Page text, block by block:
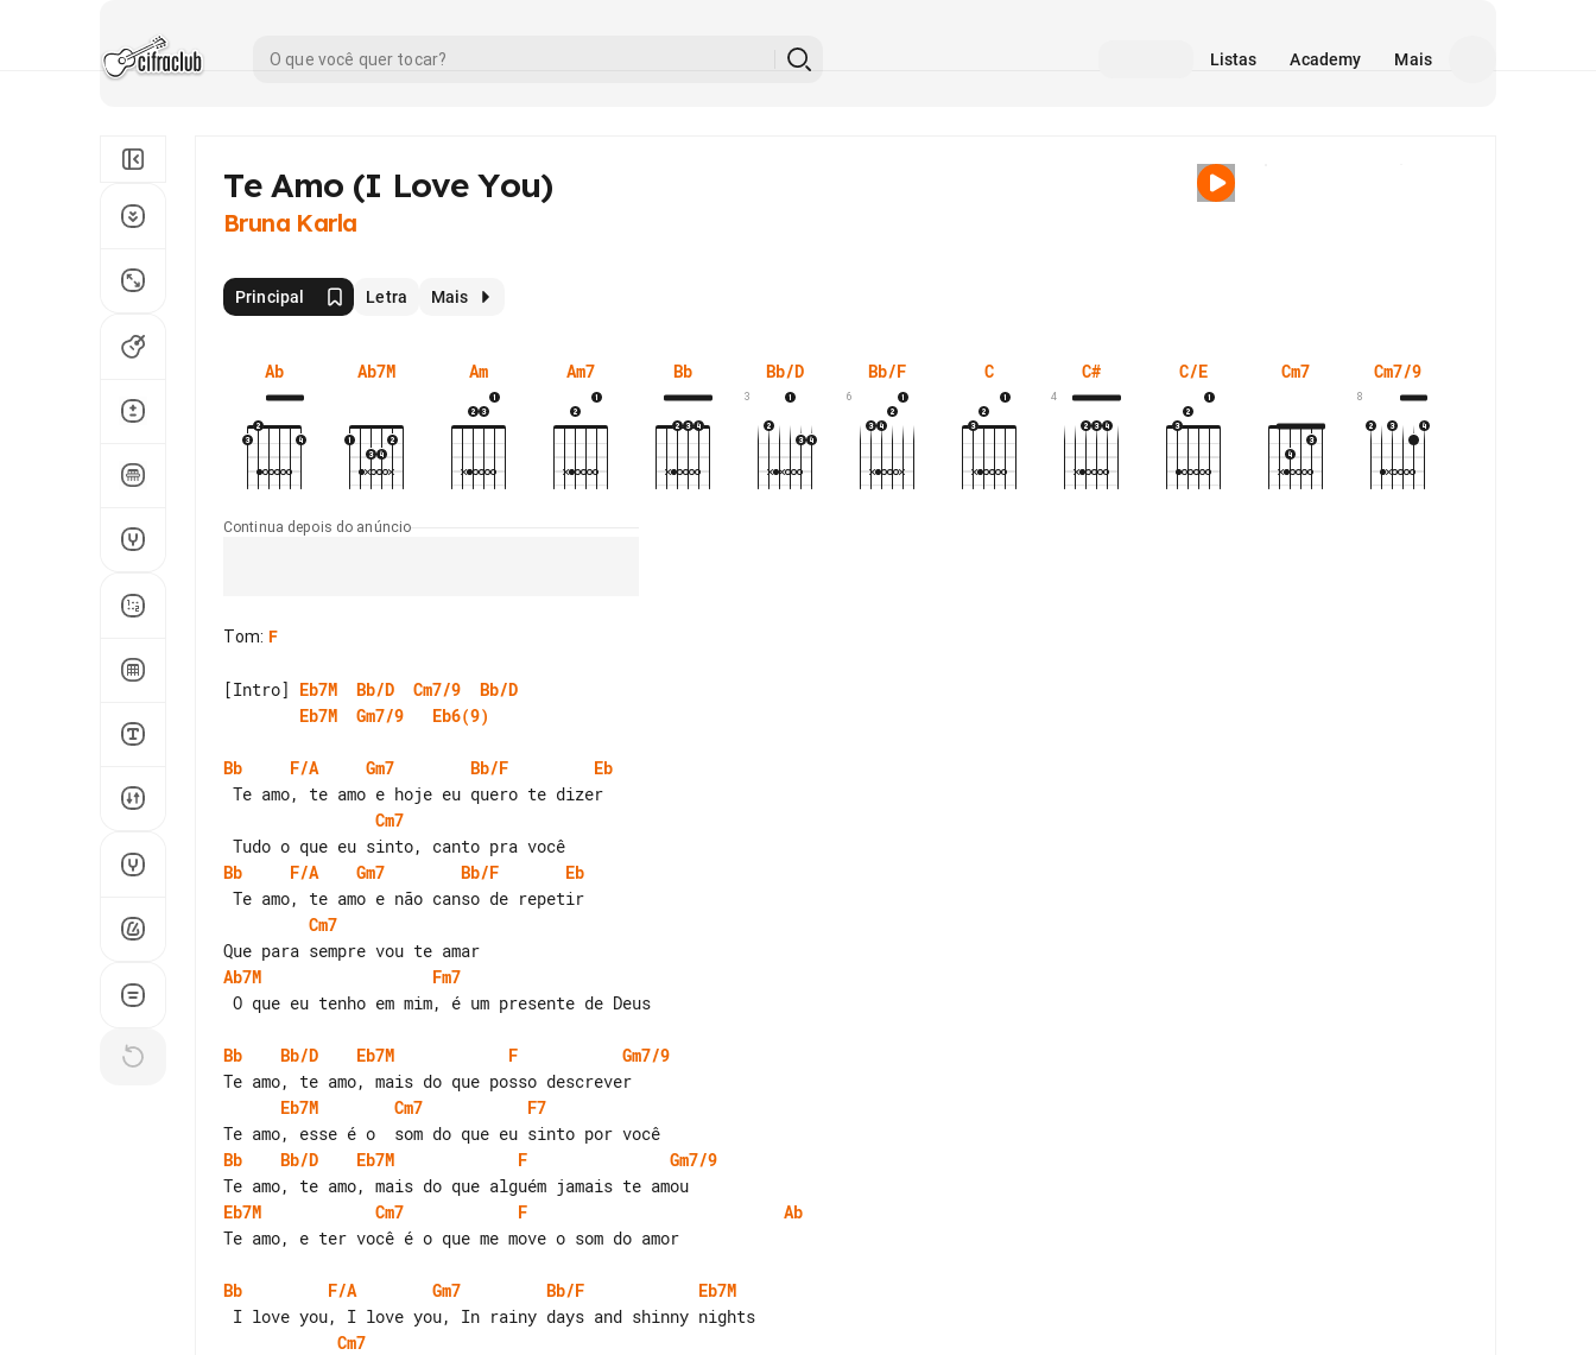
Listas Academy Mais
Te Amo (I Love You)
Bruna Karla
Principal Letra Mais
Ab Ab7M Am Am7 Bb Bb/D
3
Bb/F
6
C C#
4
C/E Cm7 Cm7/9
8
Continua depois do anúncio
Tom: F
[Intro] Eb7M Bb/D Cm7/9
Bb/D
Eb7M
Gm7/9 Eb6(9)
Bb F/A Gm7 Bb/F
Eb
Cm7
Bb
F/A Gm7 Bb/F
Eb
Cm7
Ab7M
Fm7
Bb Bb/D Eb7M F
Gm7/9
Eb7M
Cm7
F7
Bb
Bb/D Eb7M F
Gm7/9
Eb7M
Cm7 F
Ab
Te amo, e ter você é o que me move o som do amor
Bb F/A Gm7 Bb/F
Eb7M
Cm7